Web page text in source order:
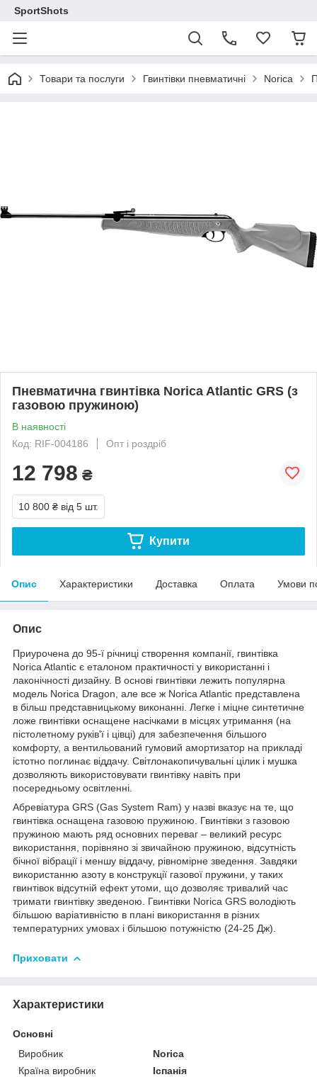
SportShots
Товари та послуги Гвинтівки пневматичні Norica
Пневматична гвинтівка Norica Atlantic GRS (з
газовою пружиною)
В наявності
Код: RIF-004186
Опт і роздріб
12 798 ₴
10 800 ₴ від 5 шт.
Купити
Опис Характеристики Доставка Оплата Умови
Опис
Приурочена до 95-ї річниці створення компанії, гвинтівка
Norica Atlantic є еталоном практичності у використанні і
лаконічності дизайну. В основі гвинтівки лежить популярна
модель Norica Dragon, але все ж Norica Atlantic представлена
в більш представницькому виконанні. Легке і міцне синтетичне
ложе гвинтівки оснащене насічками в місцях утримання (на
пістолетному руків'ї і цівці) для забезпечення більшого
комфорту, а вентильований гумовий амортизатор на прикладі
істотно поглинає віддачу. Світлонакопичувальні цілик і мушка
дозволяють використовувати гвинтівку навіть при
посередньому освітленні.
Абревіатура GRS (Gas System Ram) у назві вказує на те, що
гвинтівка оснащена газовою пружиною. Гвинтівки з газовою
пружиною мають ряд основних переваг – великий ресурс
використання, порівняно зі звичайною пружиною, відсутність
бічної вібрації і меншу віддачу, рівномірне зведення. Завдяки
використанню азоту в конструкції газової пружини, у таких
гвинтівок відсутній ефект утоми, що дозволяє тривалий час
тримати гвинтівку зведеною. Гвинтівки Norica GRS володіють
більшою варіативністю в плані використання в різних
температурних умовах і більшою потужністю (24-25 Дж).
Приховати
Характеристики
Основні
Виробник
Norica
Країна виробник
Іспанія